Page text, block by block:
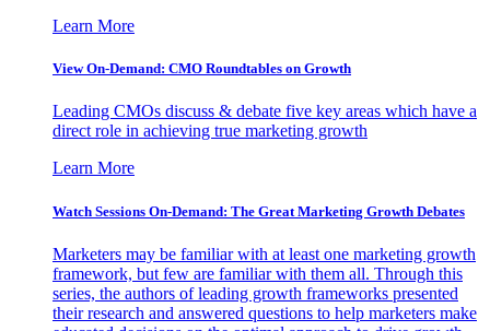
Learn More
View On-Demand: CMO Roundtables on Growth
Leading CMOs discuss & debate five key areas which have a
direct role in achieving true marketing growth
Learn More
Watch Sessions On-Demand: The Great Marketing Growth Debates
Marketers may be familiar with at least one marketing growth
framework, but few are familiar with them all. Through this
series, the authors of leading growth frameworks presented
their research and answered questions to help marketers make